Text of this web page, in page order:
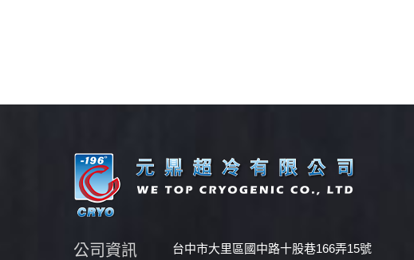
公司資訊
台中市大里區國中路十股巷166弄15號